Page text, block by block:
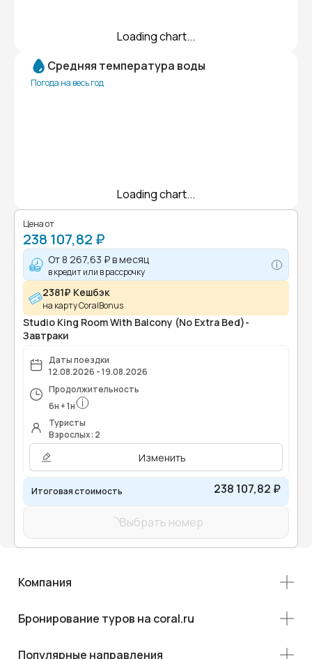
Loading chart...
Средняя температура воды
Погода на весь год
Loading chart...
Цена от
238 107,82 ₽
От 8 267,63 ₽в месяц
в кредит или в рассрочку
2381₽ Кешбэк
на карту CoralBonus
Studio King Room With Balcony (No Extra Bed)-
Завтраки
Даты поездки
12.08.2026 - 19.08.2026
Продолжительность
6н +1н
Туристы
Взрослых: 2
Изменить
Итоговая стоимость 238 107,82 ₽
Выбрать номер
Компания
Бронирование туров на coral.ru
Популярные направления